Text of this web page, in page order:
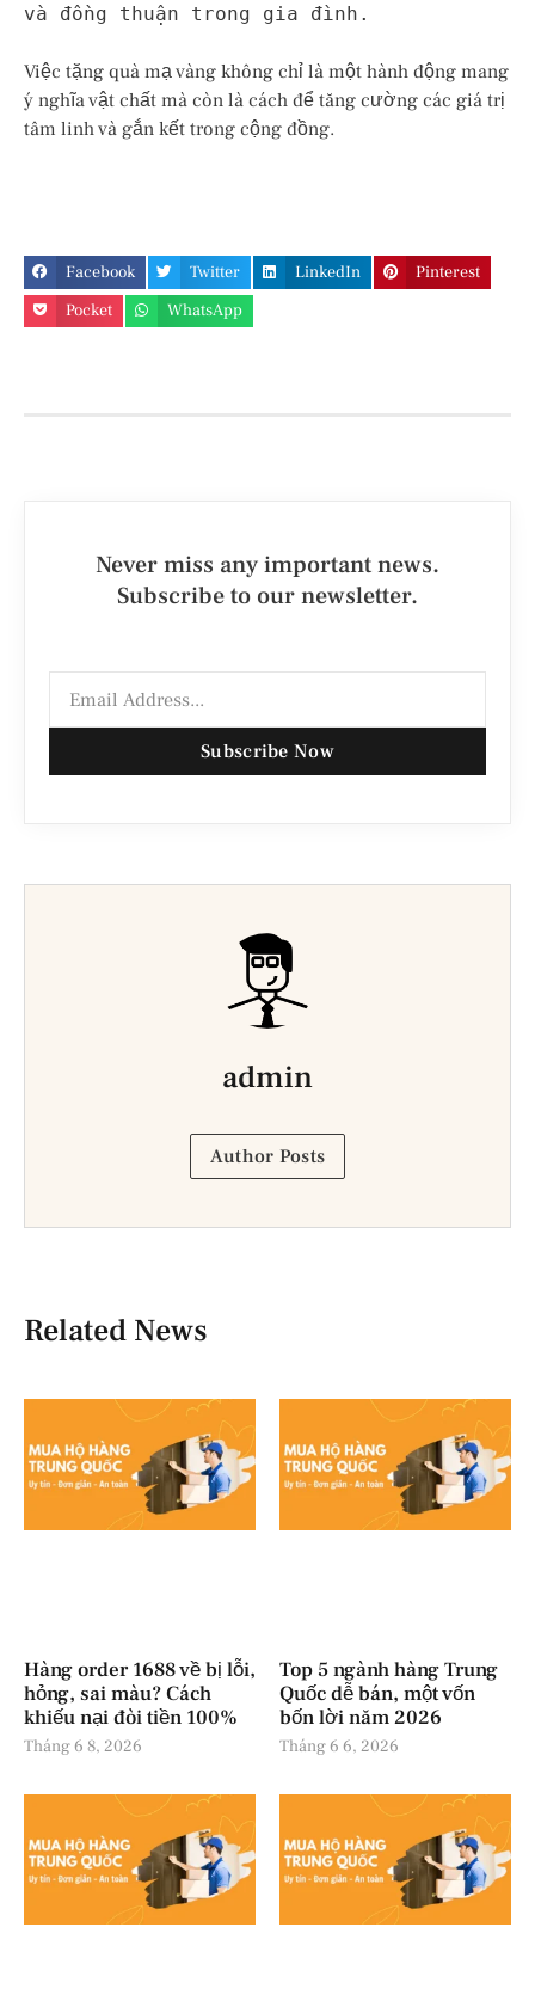
và đồng thuận trong gia đình.
Việc tặng quà mạ vàng không chỉ là một hành động mang
ý nghĩa vật chất mà còn là cách để tăng cường các giá trị
tâm linh và gắn kết trong cộng đồng.
Facebook Twitter LinkedIn
Pinterest
Pocket
WhatsApp
Never miss any important news.
Subscribe to our newsletter.
Subscribe Now
admin
Author Posts
Related News
Hàng order 1688 về bị lỗi,
hỏng, sai màu? Cách
khiếu nại đòi tiền 100%
Tháng 6 8, 2026
Top 5 ngành hàng Trung
Quốc dễ bán, một vốn
bốn lời năm 2026
Tháng 6 6, 2026